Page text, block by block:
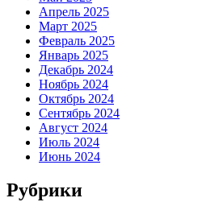
Апрель 2025
Март 2025
Февраль 2025
Январь 2025
Декабрь 2024
Ноябрь 2024
Октябрь 2024
Сентябрь 2024
Август 2024
Июль 2024
Июнь 2024
Рубрики